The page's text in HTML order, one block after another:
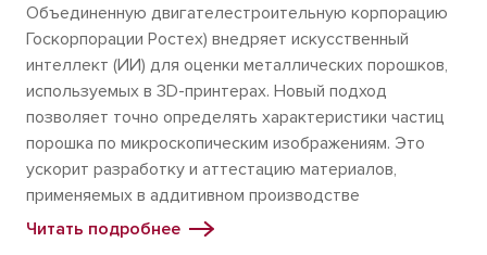
Объединенную двигателестроительную корпорацию
Госкорпорации Ростех) внедряет искусственный
интеллект (ИИ) для оценки металлических порошков,
используемых в 3D-принтерах. Новый подход
позволяет точно определять характеристики частиц
порошка по микроскопическим изображениям. Это
ускорит разработку и аттестацию материалов,
применяемых в аддитивном производстве
Читать подробнее